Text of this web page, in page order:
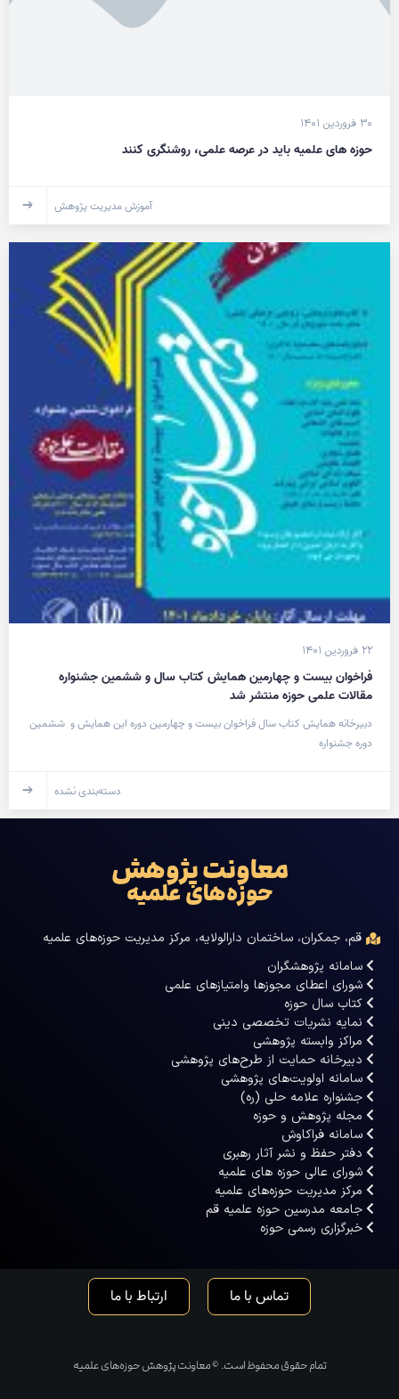
۳۰ فروردین ۱۴۰۱
حوزه های علمیه باید در عرصه علمی، روشنگری کنند
آموزش مدیریت پژوهش
۲۲ فروردین ۱۴۰۱
فراخوان بیست و چهارمین همایش کتاب سال و ششمین جشنواره
مقالات علمی حوزه منتشر شد
دبیرخانه همایش کتاب سال فراخوان بیست و چهارمین دوره این همایش و ششمین
دوره جشنواره
دسته‌بندی نشده
معاونت پژوهش
حوزه‌های علمیه
قم، جمکران، ساختمان دارالولایه، مرکز مدیریت حوزه‌های علمیه
سامانه پژوهشگران
شورای اعطای مجوزها وامتیازهای علمی
کتاب سال حوزه
نمایه نشریات تخصصی دینی
مراکز وابسته پژوهشی
دبیرخانه حمایت از طرح‌های پژوهشی
سامانه اولویت‌های پژوهشی
جشنواره علامه حلی (ره)
مجله پژوهش و حوزه
سامانه فراکاوش
دفتر حفظ و نشر آثار رهبری
شورای عالی حوزه های علمیه
مرکز مدیریت حوزه‌های علمیه
جامعه مدرسین حوزه علمیه قم
خبرگزاری رسمی حوزه
تمام حقوق محفوظ است. © معاونت پژوهش حوزه‌های علمیه
تماس با ما ارتباط با ما